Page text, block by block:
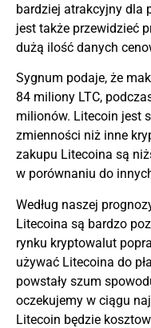
bardziej atrakcyjny dla
jest także przewidzieć
dużą ilość danych
Sygnum podaje, że
84 miliony LTC,
milionów. Litecoin jest
zmienności niż inne
zakupu Litecoina są
w porównaniu do
Według naszej
Litecoina są bardzo
rynku kryptowalut
używać Litecoina do
powstały szum
oczekujemy w ciągu
Litecoin będzie